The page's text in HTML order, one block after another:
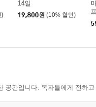
)
14일
19,800원 (10% 할인)
공간입니다. 독자들에게 전하